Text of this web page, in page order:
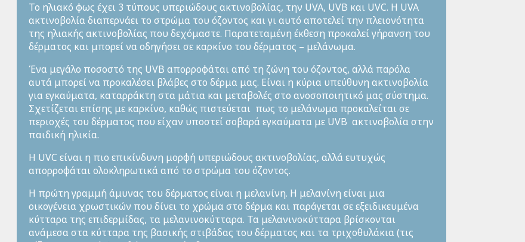
Το ηλιακό φως έχει 3 τύπους υπεριώδους ακτινοβολίας, την UVA, UVB και UVC. Η UVA
ακτινοβολία διαπερνάει το στρώμα του όζοντος και γι αυτό αποτελεί την πλειονότητα
της ηλιακής ακτινοβολίας που δεχόμαστε. Παρατεταμένη έκθεση προκαλεί γήρανση του
δέρματος και μπορεί να οδηγήσει σε καρκίνο του δέρματος – μελάνωμα.
Ένα μεγάλο ποσοστό της UVB απορροφάται από τη ζώνη του όζοντος, αλλά παρόλα
αυτά μπορεί να προκαλέσει βλάβες στο δέρμα μας. Είναι η κύρια υπεύθυνη ακτινοβολία
για εγκαύματα, καταρράκτη στα μάτια και μεταβολές στο ανοσοποιητικό μας σύστημα.
Σχετίζεται επίσης με καρκίνο, καθώς πιστεύεται πως το μελάνωμα προκαλείται σε
περιοχές του δέρματος που είχαν υποστεί σοβαρά εγκαύματα με UVB ακτινοβολία στην
παιδική ηλικία.
Η UVC είναι η πιο επικίνδυνη μορφή υπεριώδους ακτινοβολίας, αλλά ευτυχώς
απορροφάται ολοκληρωτικά από το στρώμα του όζοντος.
Η πρώτη γραμμή άμυνας του δέρματος είναι η μελανίνη. Η μελανίνη είναι μια
οικογένεια χρωστικών που δίνει το χρώμα στο δέρμα και παράγεται σε εξειδικευμένα
κύτταρα της επιδερμίδας, τα μελανινοκύτταρα. Τα μελανινοκύτταρα βρίσκονται
ανάμεσα στα κύτταρα της βασικής στιβάδας του δέρματος και τα τριχοθυλάκια (τις